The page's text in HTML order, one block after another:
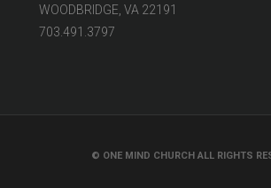
WOODBRIDGE, VA 22191
703.491.3797
© ONE MIND CHURCH ALL RIGHTS